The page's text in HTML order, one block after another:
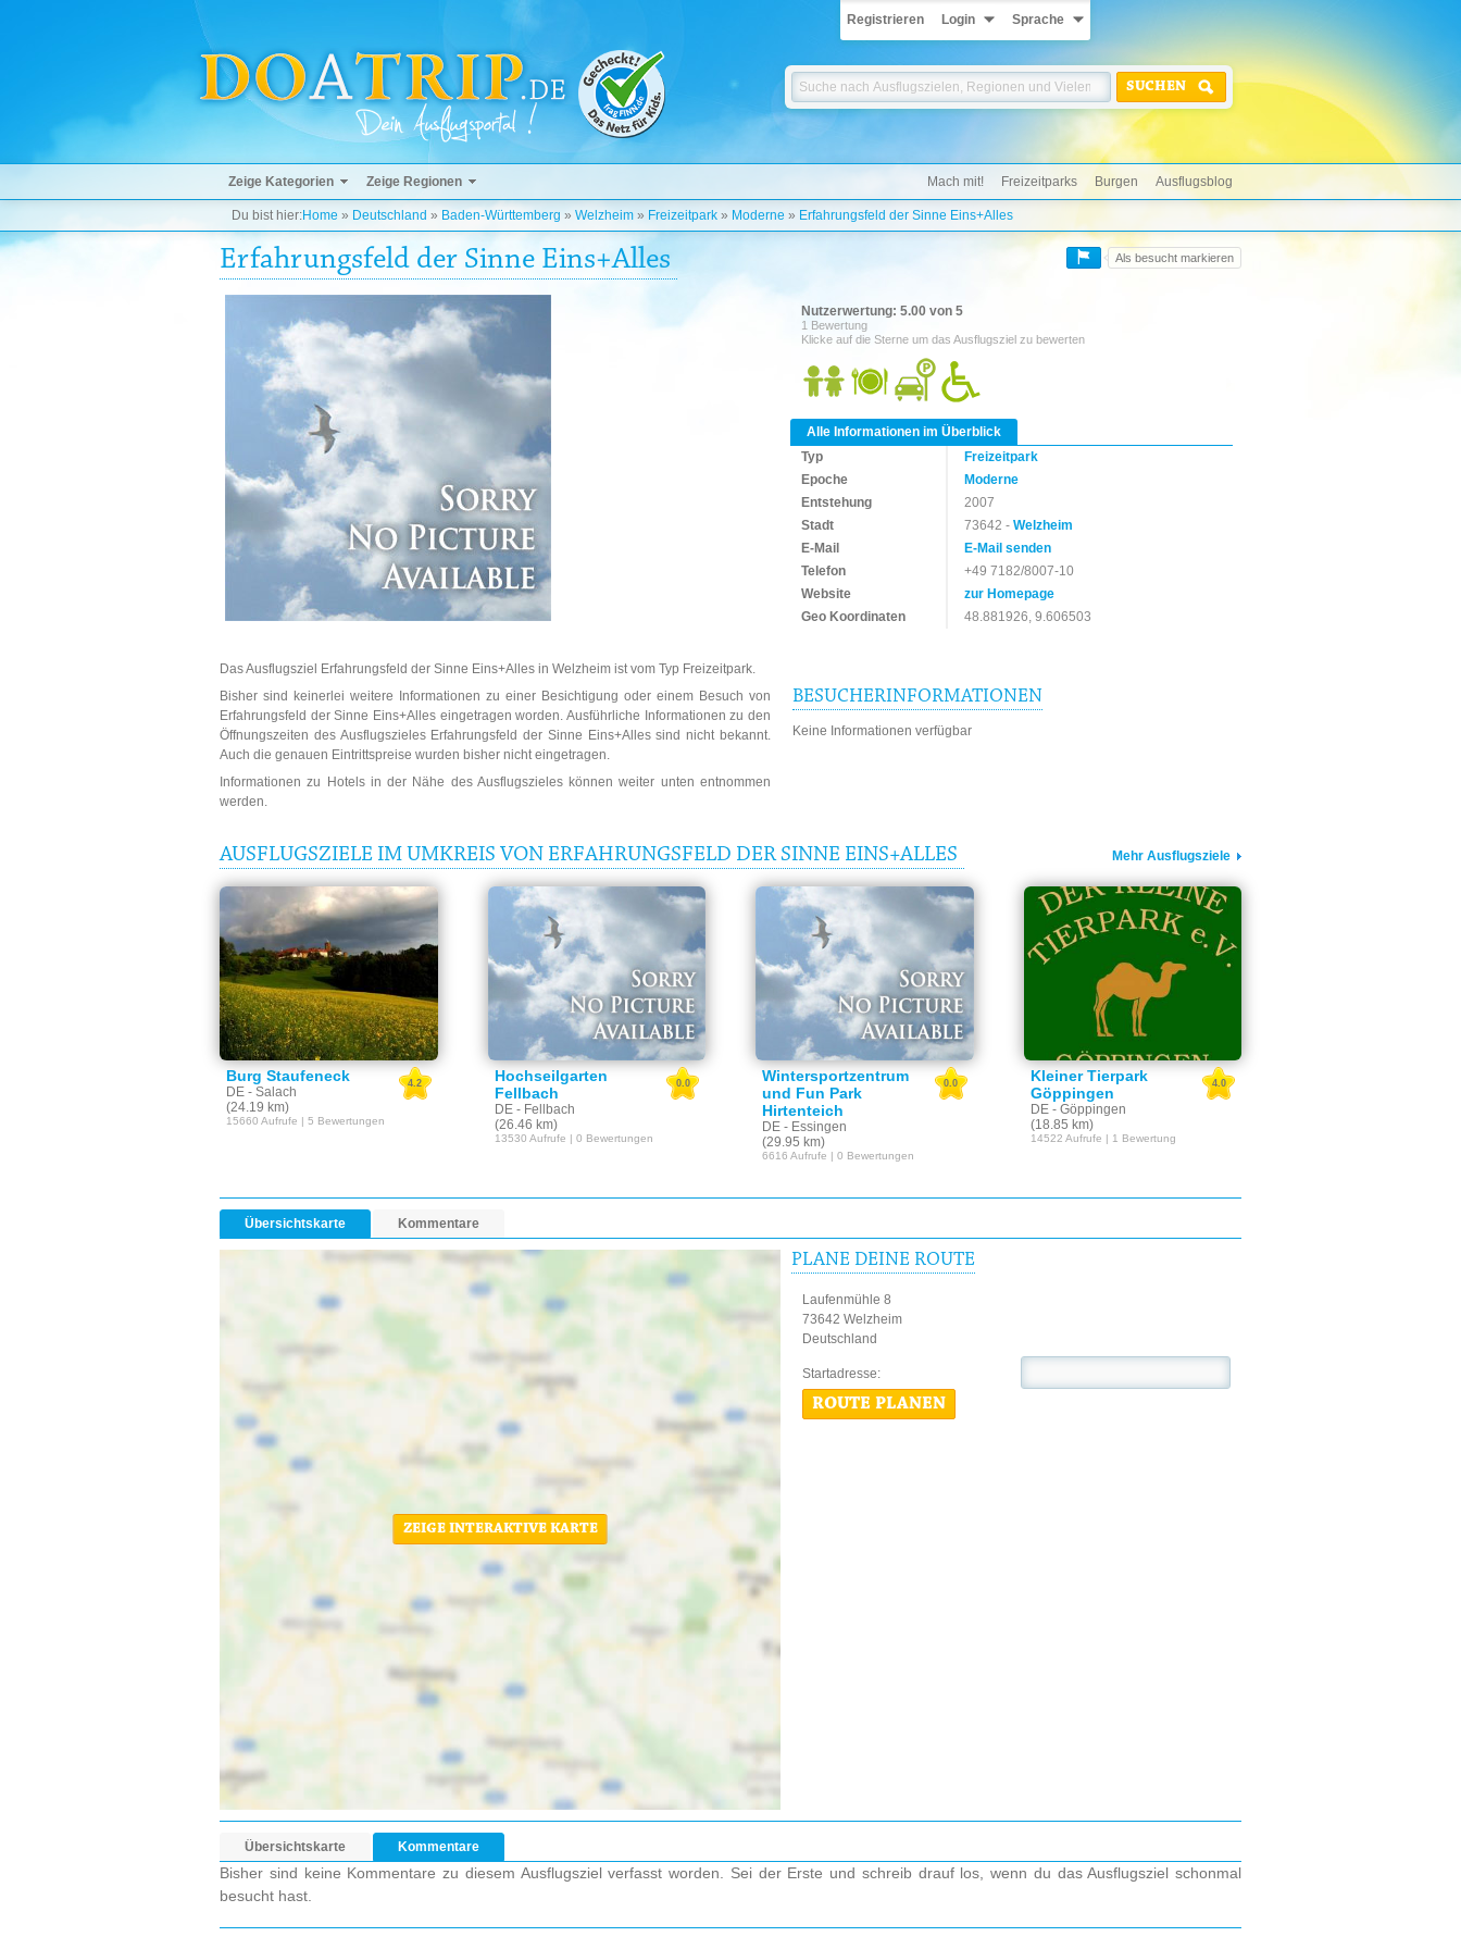
Registrieren Login Sprache
SUCHEN
Zeige Kategorien Zeige Regionen Mach mit! Freizeitparks Burgen Ausflugsblog
Du bist hier:Home » Deutschland » Baden-Württemberg » Welzheim » Freizeitpark » Moderne » Erfahrungsfeld der Sinne Eins+Alles
Als besucht markieren
Erfahrungsfeld der Sinne Eins+Alles
Nutzerwertung: 5.00 von 5
1 Bewertung
Klicke auf die Sterne um das Ausflugsziel zu bewerten
Alle Informationen im Überblick
Typ
Freizeitpark
Epoche
Moderne
Entstehung
2007
Stadt
73642 -Welzheim
E-Mail
E-Mail senden
Telefon
+49 7182/8007-10
Website
zur Homepage
Geo Koordinaten
48.881926, 9.606503
Das Ausflugsziel Erfahrungsfeld der Sinne Eins+Alles in Welzheim ist vom Typ Freizeitpark.
Bisher sind keinerlei weitere Informationen zu einer Besichtigung oder einem Besuch von
Erfahrungsfeld der Sinne Eins+Alles eingetragen worden. Ausführliche Informationen zu den
Öffnungszeiten des Ausflugszieles Erfahrungsfeld der Sinne Eins+Alles sind nicht bekannt.
Auch die genauen Eintrittspreise wurden bisher nicht eingetragen.
Informationen zu Hotels in der Nähe des Ausflugszieles können weiter unten entnommen
werden.
BESUCHERINFORMATIONEN
Keine Informationen verfügbar
AUSFLUGSZIELE IM UMKREIS VON ERFAHRUNGSFELD DER SINNE EINS+ALLES Mehr Ausflugsziele
Burg Staufeneck
DE - Salach
(24.19 km)
4.2
15660 Aufrufe | 5 Bewertungen
Hochseilgarten
Fellbach
DE - Fellbach
(26.46 km)
0.0
13530 Aufrufe | 0 Bewertungen
Wintersportzentrum
und Fun Park
Hirtenteich
DE - Essingen
(29.95 km)
0.0
6616 Aufrufe | 0 Bewertungen
Kleiner Tierpark
Göppingen
DE - Göppingen
(18.85 km)
4.0
14522 Aufrufe | 1 Bewertung
Übersichtskarte Kommentare
ZEIGE INTERAKTIVE KARTE
PLANE DEINE ROUTE
Laufenmühle 8
73642 Welzheim
Deutschland
Startadresse:
ROUTE PLANEN
Übersichtskarte Kommentare
Bisher sind keine Kommentare zu diesem Ausflugsziel verfasst worden. Sei der Erste und schreib drauf los, wenn du das Ausflugsziel schonmal
besucht hast.